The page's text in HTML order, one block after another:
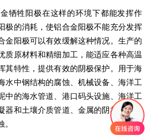
牲阳极在这样的环境下都能发挥作
极的消耗，使铝合金阳极不能充分发挥
金阳极可以有效缓解这种情况。生产的
质原材料和精细加工，能适应各种高温
其特性，提供有效的阴极保护。用于海
水中钢结构的腐蚀、机械设备、海洋工
中的海水管道、港口码头设施、海洋工
器和土壤介质管道、金属的阴极保护电